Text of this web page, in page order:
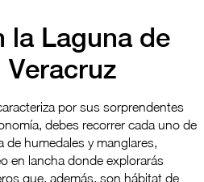
la Laguna de
Veracruz
por sus sorprendentes
debes recorrer cada uno de
humedales y manglares,
en lancha donde explorarás
que, además, son hábitat de